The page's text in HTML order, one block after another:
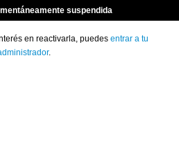
suspendida
en reactivarla, puedes entrar a tu
.